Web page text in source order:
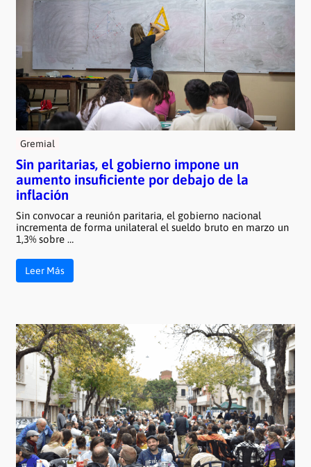
Gremial
Sin paritarias, el gobierno impone un
aumento insuficiente por debajo de la
inflación
Sin convocar a reunión paritaria, el gobierno nacional
incrementa de forma unilateral el sueldo bruto en marzo un
1,3% sobre …
Leer Más